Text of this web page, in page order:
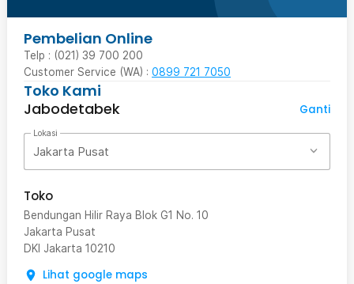
Pembelian Online
Telp : (021) 39 700 200
Customer Service (WA) : 0899 721 7050
Toko Kami
Jabodetabek
Ganti
Lokasi
Jakarta Pusat
Toko
Bendungan Hilir Raya Blok G1 No. 10
Jakarta Pusat
DKI Jakarta 10210
Lihat google maps